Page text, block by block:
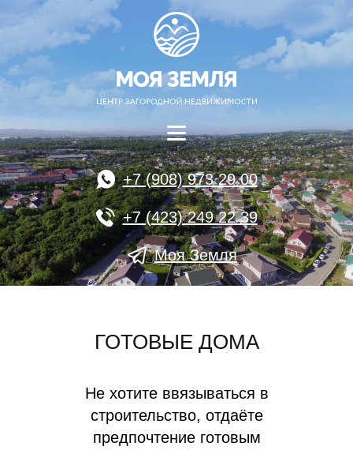
+7 (908) 973 29 00
+7 (423) 249 22 39
Моя Земля
ГОТОВЫЕ ДОМА
Не хотите ввязываться в
строительство, отдаёте
предпочтение готовым